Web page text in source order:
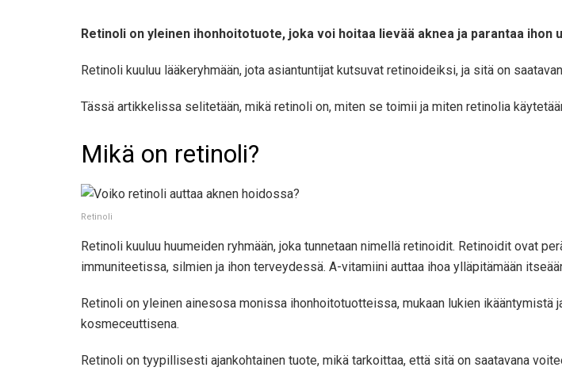
Retinoli on yleinen ihonhoitotuote, joka voi hoitaa lievää aknea ja parantaa ihon
Retinoli kuuluu lääkeryhmään, jota asiantuntijat kutsuvat retinoideiksi, ja sitä on
Tässä artikkelissa selitetään, mikä retinoli on, miten se toimii ja miten retinolia
Mikä on retinoli?
Retinoli
Retinoli kuuluu huumeiden ryhmään, joka tunnetaan nimellä retinoidit. Retinoidit ovat
immuniteetissa, silmien ja ihon terveydessä. A-vitamiini auttaa ihoa ylläpitämään
Retinoli on yleinen ainesosa monissa ihonhoitotuotteissa, mukaan lukien
kosmeceuttisena.
Retinoli on tyypillisesti ajankohtainen tuote, mikä tarkoittaa, että sitä on saatavana